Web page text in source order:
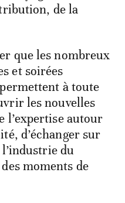
de la
que les nombreux
et soirées
à toute
les nouvelles
l’expertise autour
d’échanger sur
du
moments de